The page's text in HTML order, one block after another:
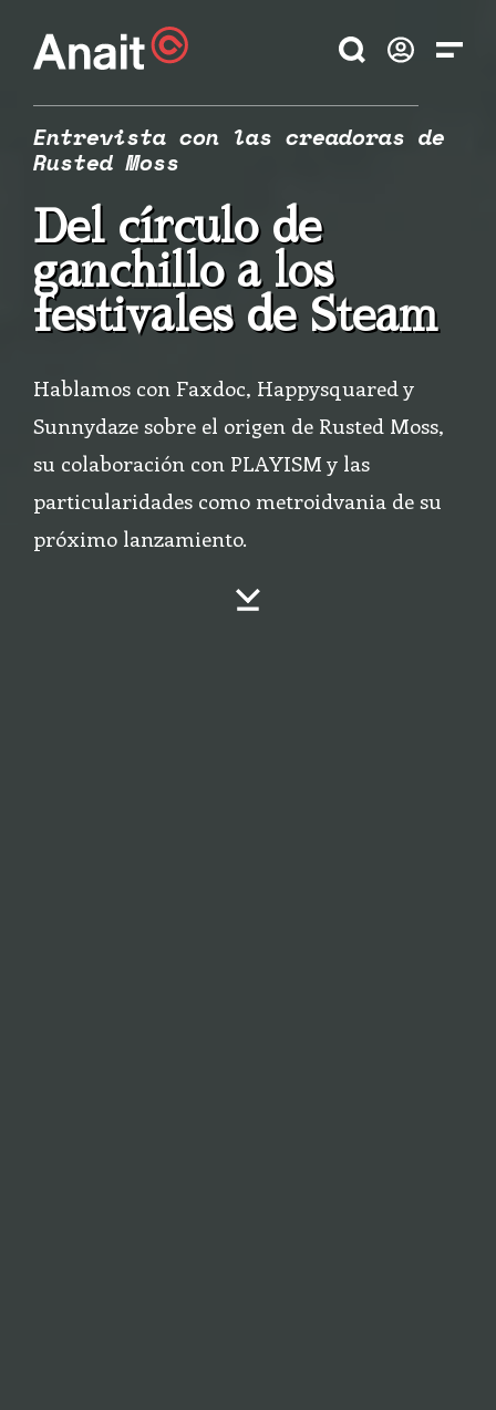
Entrevista con las creadoras de
Rusted Moss
Del círculo de
ganchilloa los
festivales de Steam
Hablamos con Faxdoc, Happysquared y
Sunnydaze sobre el origen de Rusted Moss,
su colaboración con PLAYISM y las
particularidades como metroidvania de su
próximo lanzamiento.